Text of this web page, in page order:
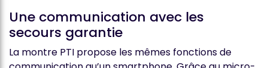
Une communication avec les
secours garantie
La montre PTI propose les mêmes fonctions de